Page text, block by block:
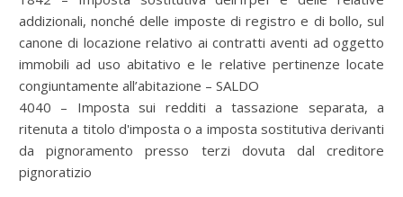
addizionali, nonché delle imposte di registro e di bollo, sul
canone di locazione relativo ai contratti aventi ad oggetto
immobili ad uso abitativo e le relative pertinenze locate
congiuntamente all’abitazione – SALDO
4040 – Imposta sui redditi a tassazione separata, a
ritenuta a titolo d'imposta o a imposta sostitutiva derivanti
da pignoramento presso terzi dovuta dal creditore
pignoratizio